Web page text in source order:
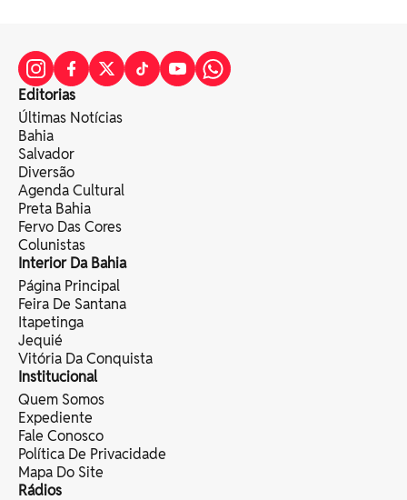
Editorias
Últimas Notícias
Bahia
Salvador
Diversão
Agenda Cultural
Preta Bahia
Fervo Das Cores
Colunistas
Interior Da Bahia
Página Principal
Feira De Santana
Itapetinga
Jequié
Vitória Da Conquista
Institucional
Quem Somos
Expediente
Fale Conosco
Política De Privacidade
Mapa Do Site
Rádios